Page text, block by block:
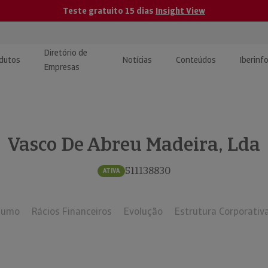
Teste gratuito 15 dias Insight View
e Monitorização de
Diretório de
Empresas
Notícias Conteúdos
| Estudos e
Vasco De Abreu Madeira, Lda
ATIVA 511138830
Rácios Financeiros Evolução Estrutura Corporativa